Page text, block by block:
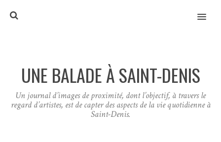
MENU
UNE BALADE À SAINT-DENIS
Un journal d’images de proximité, dont l’objectif, à travers le
regard d’artistes, est de capter des aspects de la vie quotidienne à
Saint-Denis.